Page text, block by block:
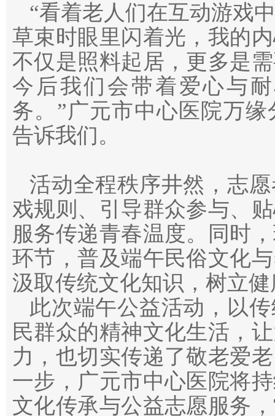
“看着老人们在互动游戏
草束时眼里闪着光，我的
不仅是照料起居，更多是
今后我们会带着爱心与
务。 ”广元市中心医院万
告诉我们。
活动全程秩序井然，志
戏规则、引导群众参与、
服务传递青春温度。同时
环节，普及端午民俗文化
汲取传统文化知识，树立
此次端午公益活动，以
民群众的精神文化生活，
力，也切实传递了敬老爱
一步，广元市中心医院将
文化传承与公益志愿服务